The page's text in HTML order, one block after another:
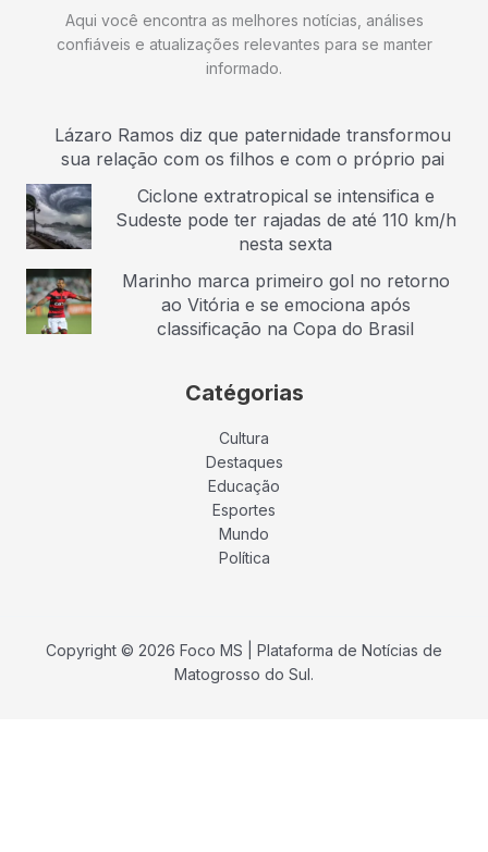
Aqui você encontra as melhores notícias, análises
confiáveis e atualizações relevantes para se manter
informado.
Lázaro Ramos diz que paternidade transformou
sua relação com os filhos e com o próprio pai
Ciclone extratropical se intensifica e
Sudeste pode ter rajadas de até 110 km/h
nesta sexta
Marinho marca primeiro gol no retorno
ao Vitória e se emociona após
classificação na Copa do Brasil
Catégorias
Cultura
Destaques
Educação
Esportes
Mundo
Política
Copyright © 2026 Foco MS | Plataforma de Notícias de
Matogrosso do Sul.